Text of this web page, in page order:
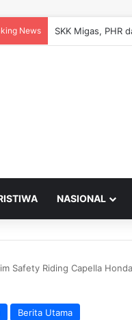
News
NASIONAL
Safety Riding Capella
Berita Utama